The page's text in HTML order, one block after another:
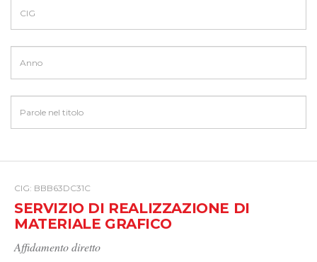
CIG: BBB63DC31C
SERVIZIO DI REALIZZAZIONE DI
MATERIALE GRAFICO
Affidamento diretto